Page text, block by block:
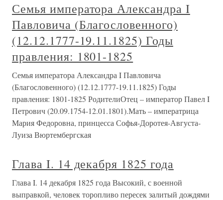
Семья императора Александра I
Павловича (Благословенного)
(12.12.1777-19.11.1825) Годы
правления: 1801-1825
Семья императора Александра I Павловича
(Благословенного) (12.12.1777-19.11.1825) Годы
правления: 1801-1825 РодителиОтец – император Павел I
Петрович (20.09.1754-12.01.1801).Мать – императрица
Мария Федоровна, принцесса Софья-Доротея-Августа-
Луиза Вюртембергская
Глава I. 14 декабря 1825 года
Глава I. 14 декабря 1825 года Высокий, с военной
выправкой, человек торопливо пересек залитый дождями